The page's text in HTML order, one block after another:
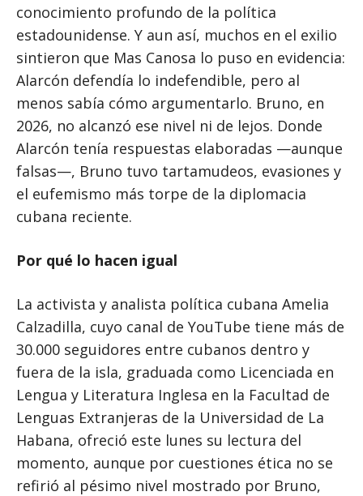
conocimiento profundo de la política
estadounidense. Y aun así, muchos en el exilio
sintieron que Mas Canosa lo puso en evidencia:
Alarcón defendía lo indefendible, pero al
menos sabía cómo argumentarlo. Bruno, en
2026, no alcanzó ese nivel ni de lejos. Donde
Alarcón tenía respuestas elaboradas —aunque
falsas—, Bruno tuvo tartamudeos, evasiones y
el eufemismo más torpe de la diplomacia
cubana reciente.
Por qué lo hacen igual
La activista y analista política cubana Amelia
Calzadilla, cuyo canal de YouTube tiene más de
30.000 seguidores entre cubanos dentro y
fuera de la isla, graduada como Licenciada en
Lengua y Literatura Inglesa en la Facultad de
Lenguas Extranjeras de la Universidad de La
Habana, ofreció este lunes su lectura del
momento, aunque por cuestiones ética no se
refirió al pésimo nivel mostrado por Bruno,